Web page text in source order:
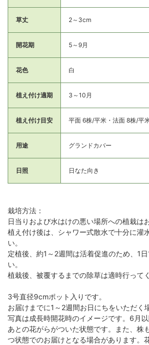
草丈 2～3cm
開花期 5～9月
花色 白
植え付け適期 3～10月
植え付け目安 平面 6株/平米・法面 8株/平
用途 グランドカバー
日照 日なた向き
栽培方法：
日当りおよび水はけの悪い場所への植栽は
植え付け後は、シャワー式散水で十分に灌
い。
定植後、約1～2週間は活着促進のため、1
い。
植栽後、被覆するまでの除草は適時行って
3号直径9cmポット入りです。
お届けまでに1～2週間お日にちをいただく
写真は成長時開花時のイメージです。6月
あとの花がらがついた状態です。また、株
つ状態でのお届けとなる場合があります。